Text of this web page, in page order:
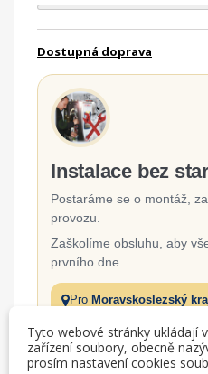
Dostupná doprava
Instalace bez
Postaráme se o montáž,
provozu.
Zaškolíme obsluhu, aby
prvního dne.
Pro Moravskoslezský
Odborná montáž a
Tyto webové stránky ukládají
zařízení soubory, obecně
prosím nastavení cookies